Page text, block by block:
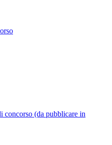
concorso (da pubblicare in